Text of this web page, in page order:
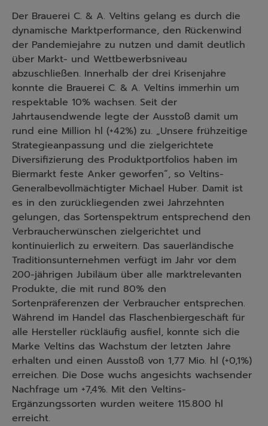
Der Brauerei C. & A. Veltins gelang es durch die
dynamische Marktperformance, den Rückenwind
der Pandemiejahre zu nutzen und damit deutlich
über Markt- und Wettbewerbsniveau
abzuschließen. Innerhalb der drei Krisenjahre
konnte die Brauerei C. & A. Veltins immerhin um
respektable 10% wachsen. Seit der
Jahrtausendwende legte der Ausstoß damit um
rund eine Million hl (+42%) zu. „Unsere frühzeitige
Strategieanpassung und die zielgerichtete
Diversifizierung des Produktportfolios haben im
Biermarkt feste Anker geworfen“, so Veltins-
Generalbevollmächtigter Michael Huber. Damit ist
es in den zurückliegenden zwei Jahrzehnten
gelungen, das Sortenspektrum entsprechend den
Verbraucherwünschen zielgerichtet und
kontinuierlich zu erweitern. Das sauerländische
Traditionsunternehmen verfügt im Jahr vor dem
200-jährigen Jubiläum über alle marktrelevanten
Produkte, die mit rund 80% den
Sortenpräferenzen der Verbraucher entsprechen.
Während im Handel das Flaschenbiergeschäft für
alle Hersteller rückläufig ausfiel, konnte sich die
Marke Veltins das Wachstum der letzten Jahre
erhalten und einen Ausstoß von 1,77 Mio. hl (+0,1%)
erreichen. Die Dose wuchs angesichts wachsender
Nachfrage um +7,4%. Mit den Veltins-
Ergänzungssorten wurden weitere 115.800 hl
erreicht.